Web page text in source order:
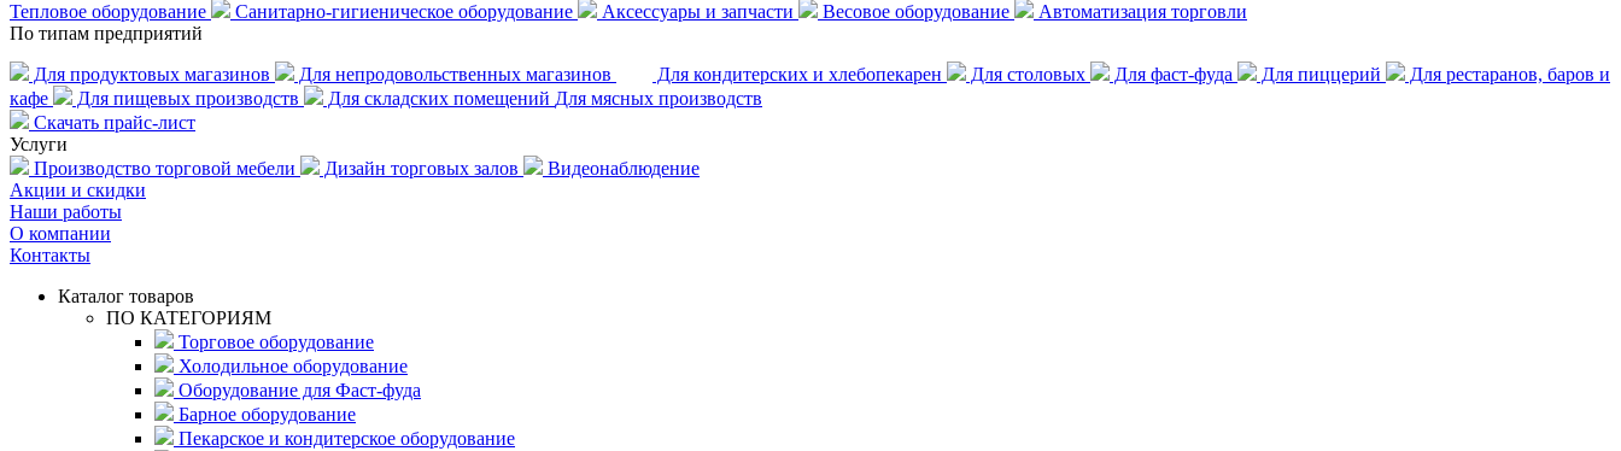
Тепловое оборудование
Санитарно-гигиеническое оборудование Аксессуары и запчасти Весовое оборудование
Автоматизация торговли
По типам предприятий
Для продуктовых магазинов
Для непродовольственных магазинов Для кондитерских и хлебопекарен Для столовых Для фаст-фуда Для пиццерий
Для рестаранов, баров и
кафе
Для пищевых производств Для складских помещений Для мясных производств
Скачать прайс-лист
Услуги
Производство торговой мебели
Дизайн торговых залов
Видеонаблюдение
Акции и скидки
Наши работы
О компании
Контакты
Каталог товаров
ПО КАТЕГОРИЯМ
Торговое оборудование
Холодильное оборудование
Оборудование для Фаст-фуда
Барное оборудование
Пекарское и кондитерское оборудование